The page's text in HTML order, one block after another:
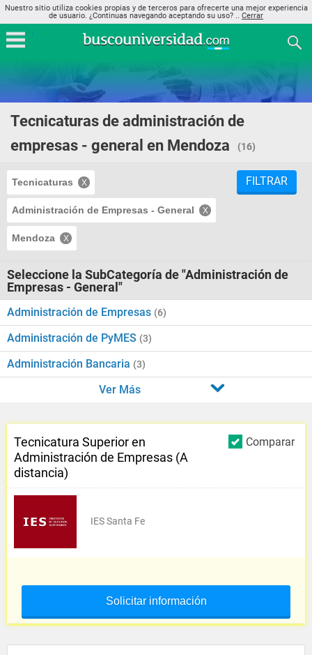
Nuestro sitio utiliza cookies propias y de terceros para ofrecerte una mejor experiencia
de usuario. ¿Continuas navegando aceptando su uso? .. Cerrar
Tecnicaturas de administración de
empresas - general en Mendoza
(16)
Tecnicaturas
Administración de Empresas - General
Mendoza
FILTRAR
Seleccione la SubCategoría de "Administración de
Empresas - General"
Administración de Empresas (6)
Administración de PyMES (3)
Administración Bancaria (3)
Ver Más
Comparar
Tecnicatura Superior en
Administración de Empresas (A
distancia)
IES Santa Fe
Solicitar información